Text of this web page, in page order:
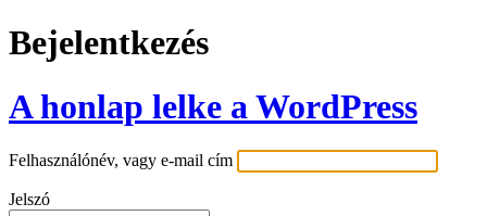
Bejelentkezés
A honlap lelke a WordPress
Felhasználónév, vagy e-mail cím
Jelszó